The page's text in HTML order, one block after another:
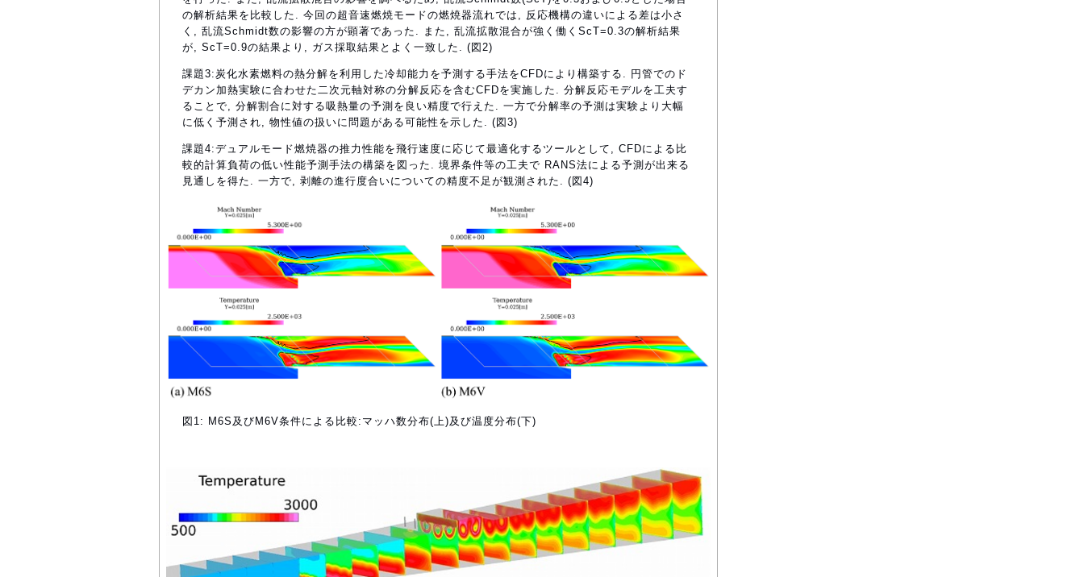
の解析結果を比較した. 今回の超音速燃焼モードの燃焼器流れでは, 反応機構の違いによる差は小さ
く, 乱流Schmidt数の影響の方が顕著であった. また, 乱流拡散混合が強く働くScT=0.3の解析結果
が, ScT=0.9の結果より, ガス採取結果とよく一致した. (図2)
課題3:炭化水素燃料の熱分解を利用した冷却能力を予測する手法をCFDにより構築する. 円管でのド
デカン加熱実験に合わせた二次元軸対称の分解反応を含むCFDを実施した. 分解反応モデルを工夫す
ることで, 分解割合に対する吸熱量の予測を良い精度で行えた. 一方で分解率の予測は実験より大幅
に低く予測され, 物性値の扱いに問題がある可能性を示した. (図3)
課題4:デュアルモード燃焼器の推力性能を飛行速度に応じて最適化するツールとして, CFDによる比
較的計算負荷の低い性能予測手法の構築を図った. 境界条件等の工夫で RANS法による予測が出来る
見通しを得た. 一方で, 剥離の進行度合いについての精度不足が観測された. (図4)
図1: M6S及びM6V条件による比較:マッハ数分布(上)及び温度分布(下)